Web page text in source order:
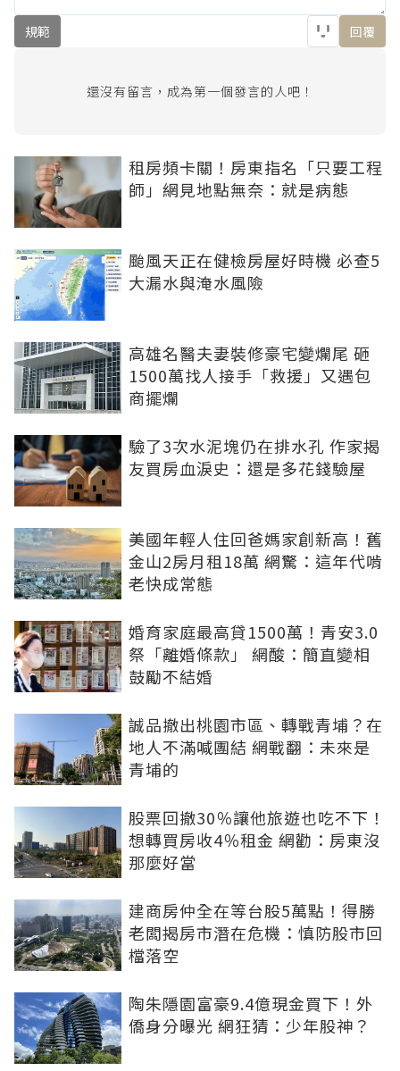
規範 回覆
還沒有留言，成為第一個發言的人吧！
租房頻卡關！房東指名「只要工程
師」網見地點無奈：就是病態
颱風天正在健檢房屋好時機 必查5
大漏水與淹水風險
高雄名醫夫妻裝修豪宅變爛尾 砸
1500萬找人接手「救援」又遇包
商擺爛
驗了3次水泥塊仍在排水孔 作家揭
友買房血淚史：還是多花錢驗屋
美國年輕人住回爸媽家創新高！舊
金山2房月租18萬 網驚：這年代啃
老快成常態
婚育家庭最高貸1500萬！青安3.0
祭「離婚條款」 網酸：簡直變相
鼓勵不結婚
誠品撤出桃園市區、轉戰青埔？在
地人不滿喊團結 網戰翻：未來是
青埔的
股票回撤30％讓他旅遊也吃不下！
想轉買房收4％租金 網勸：房東沒
那麼好當
建商房仲全在等台股5萬點！得勝
老闆揭房市潛在危機：慎防股市回
檔落空
陶朱隱園富豪9.4億現金買下！外
僑身分曝光 網狂猜：少年股神？